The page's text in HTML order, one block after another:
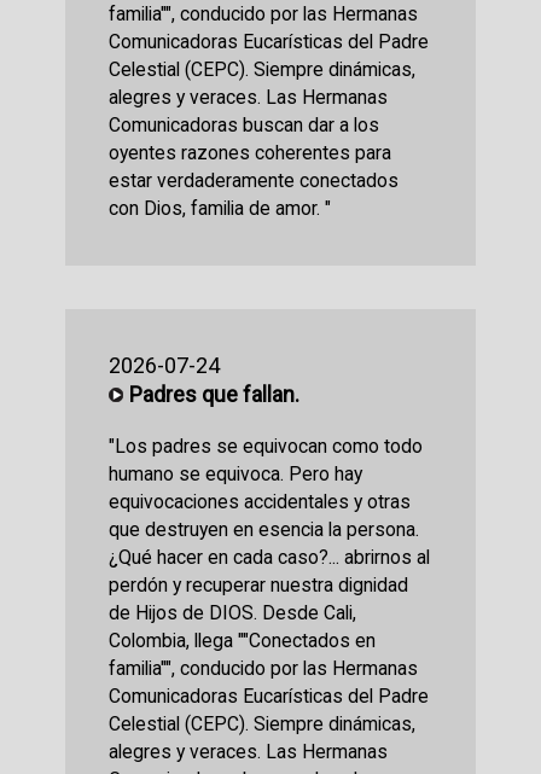
familia"", conducido por las Hermanas
Comunicadoras Eucarísticas del Padre
Celestial (CEPC). Siempre dinámicas,
alegres y veraces. Las Hermanas
Comunicadoras buscan dar a los
oyentes razones coherentes para
estar verdaderamente conectados
con Dios, familia de amor. "
2026-07-24
Padres que fallan.
"Los padres se equivocan como todo
humano se equivoca. Pero hay
equivocaciones accidentales y otras
que destruyen en esencia la persona.
¿Qué hacer en cada caso?... abrirnos al
perdón y recuperar nuestra dignidad
de Hijos de DIOS. Desde Cali,
Colombia, llega ""Conectados en
familia"", conducido por las Hermanas
Comunicadoras Eucarísticas del Padre
Celestial (CEPC). Siempre dinámicas,
alegres y veraces. Las Hermanas